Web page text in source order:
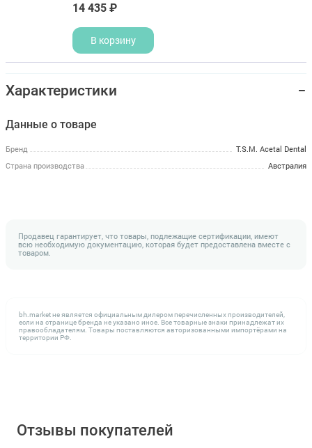
14 435 ₽
В корзину
Характеристики
Данные о товаре
Бренд
T.S.M. Acetal Dental
Страна производства
Австралия
Продавец гарантирует, что товары, подлежащие сертификации, имеют
всю необходимую документацию, которая будет предоставлена вместе с
товаром.
bh.market не является официальным дилером перечисленных производителей,
если на странице бренда не указано иное. Все товарные знаки принадлежат их
правообладателям. Товары поставляются авторизованными импортёрами на
территории РФ.
Отзывы покупателей